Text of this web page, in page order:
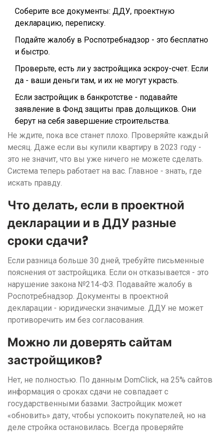
Соберите все документы: ДДУ, проектную
декларацию, переписку.
Подайте жалобу в Роспотребнадзор - это бесплатно
и быстро.
Проверьте, есть ли у застройщика эскроу-счет. Если
да - ваши деньги там, и их не могут украсть.
Если застройщик в банкротстве - подавайте
заявление в Фонд защиты прав дольщиков. Они
берут на себя завершение строительства.
Не ждите, пока все станет плохо. Проверяйте каждый
месяц. Даже если вы купили квартиру в 2023 году -
это не значит, что вы уже ничего не можете сделать.
Система теперь работает на вас. Главное - знать, где
искать правду.
Что делать, если в проектной
декларации и в ДДУ разные
сроки сдачи?
Если разница больше 30 дней, требуйте письменные
пояснения от застройщика. Если он отказывается - это
нарушение закона №214-ФЗ. Подавайте жалобу в
Роспотребнадзор. Документы в проектной
декларации - юридически значимые. ДДУ не может
противоречить им без согласования.
Можно ли доверять сайтам
застройщиков?
Нет, не полностью. По данным DomClick, на 25% сайтов
информация о сроках сдачи не совпадает с
государственными базами. Застройщик может
«обновить» дату, чтобы успокоить покупателей, но на
деле стройка остановилась. Всегда проверяйте